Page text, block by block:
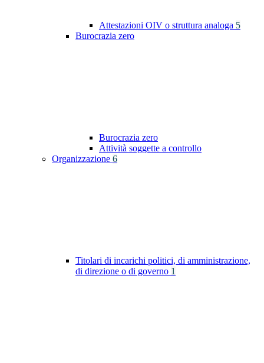
Attestazioni OIV o struttura analoga 5
Burocrazia zero
Burocrazia zero
Attività soggette a controllo
Organizzazione 6
Titolari di incarichi politici, di amministrazione,
di direzione o di governo 1